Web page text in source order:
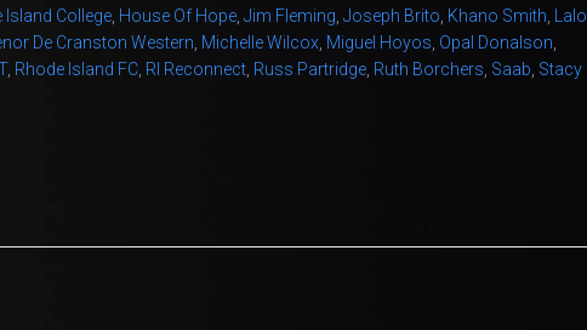
Island College House Of Hope Jim Fleming Joseph Brito Khano Smith
Lalo
De Cranston Western Michelle Wilcox Miguel Hoyos Opal Donalson
, Rhode Island FC RI Reconnect Russ Partridge Ruth Borchers Saab Stacy